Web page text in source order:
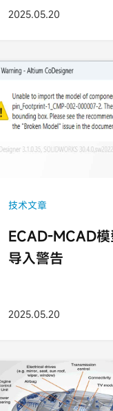
2025.05.20
技术文章
ECAD-MCAD模
导入警告
2025.05.20